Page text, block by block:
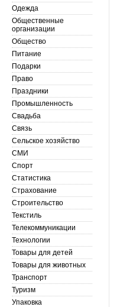
Одежда
Общественные
организации
Общество
Питание
Подарки
Право
Праздники
Промышленность
Свадьба
Связь
Сельское хозяйство
СМИ
Спорт
Статистика
Страхование
Строительство
Текстиль
Телекоммуникации
Технологии
Товары для детей
Товары для животных
Транспорт
Туризм
Упаковка